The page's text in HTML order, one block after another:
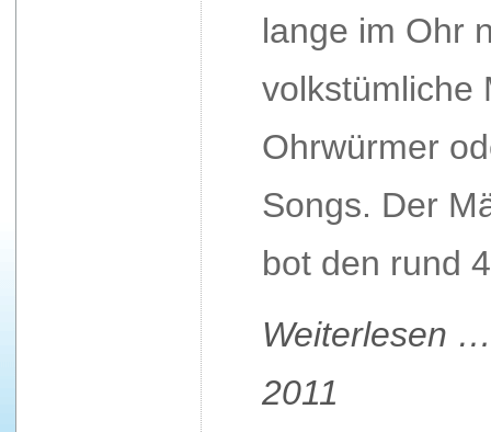
lange im Ohr
volkstümliche
Ohrwürmer
Songs. Der
bot den rund
Weiterlesen
2011